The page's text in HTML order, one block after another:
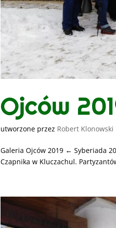
Ojców
utworzone przez Robert Klonowski
Galeria Ojców 2019 ← Syberiada
Czapnika w Kluczachul.